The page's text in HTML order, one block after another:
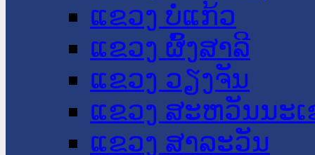
ແຂວງ ບໍ່ແກ້ວ
ແຂວງ ຜົ້ງສາລີ
ແຂວງ ວຽງຈັນ
ແຂວງ ສະຫວັນນະ
ແຂວງ ສາລະວັນ